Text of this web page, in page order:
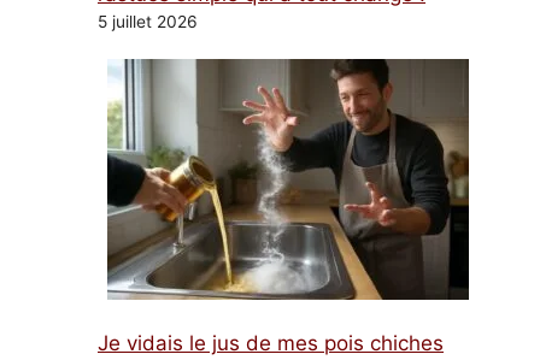
5 juillet 2026
Je vidais le jus de mes pois chiches